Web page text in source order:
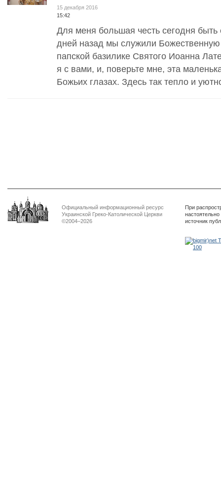
15 декабря 2016
15:42
Для меня большая честь сегодня
дней назад мы служили
папской базилике Святого Иоанна
я с вами, и, поверьте мне, эта
Божьих глазах. Здесь так тепло и
Официальный информационный ресурс
Украинской Греко-Католической Церкви
©2004–2026
При
источник